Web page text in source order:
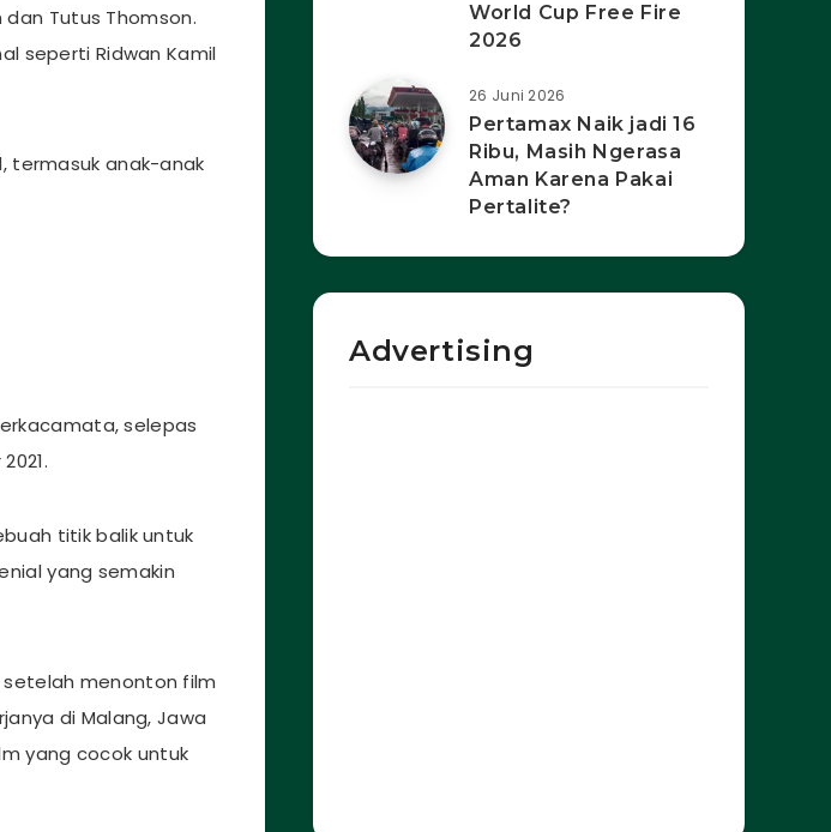
Tutus Thomson.
seperti Ridwan Kamil
termasuk anak-anak
selepas
titik balik untuk
yang semakin
menonton film
di Malang, Jawa
yang cocok untuk
World Cup Free Fire
2026
26 Juni 2026
Pertamax Naik jadi 16
Ribu, Masih Ngerasa
Aman Karena Pakai
Pertalite?
Advertising